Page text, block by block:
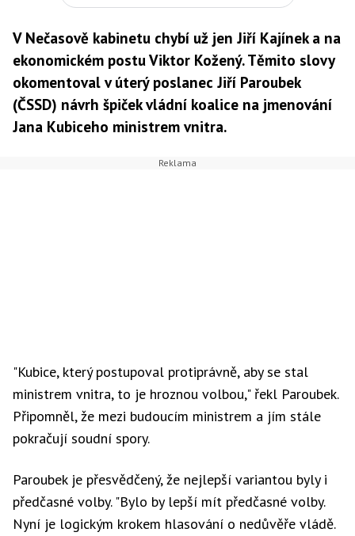
V Nečasově kabinetu chybí už jen Jiří Kajínek a na
ekonomickém postu Viktor Kožený. Těmito slovy
okomentoval v úterý poslanec Jiří Paroubek
(ČSSD) návrh špiček vládní koalice na jmenování
Jana Kubiceho ministrem vnitra.
"Kubice, který postupoval protiprávně, aby se stal
ministrem vnitra, to je hroznou volbou," řekl Paroubek.
Připomněl, že mezi budoucím ministrem a jím stále
pokračují soudní spory.
Paroubek je přesvědčený, že nejlepší variantou byly i
předčasné volby. "Bylo by lepší mít předčasné volby.
Nyní je logickým krokem hlasování o nedůvěře vládě.